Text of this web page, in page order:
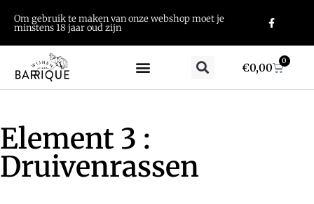
Om gebruik te maken van onze webshop moet je
minstens 18 jaar oud zijn
€0,00
0
Element 3 :
Druivenrassen